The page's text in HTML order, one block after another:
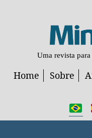
Uma revista
Home Sobre